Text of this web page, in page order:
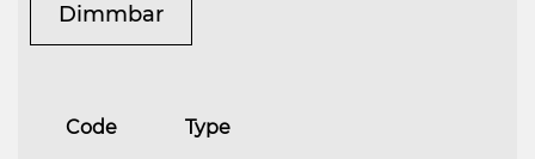
Dimmbar
Code Type